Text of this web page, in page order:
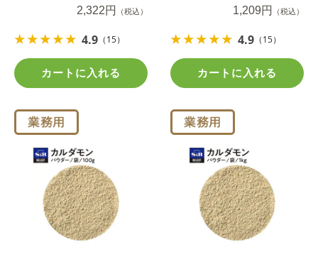
2,322円
（税込）
4.9 （15）
カートに入れる
1,209円
（税込）
4.9 （15）
カートに入れる